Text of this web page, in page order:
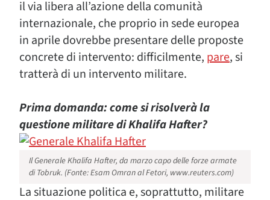
il via libera all’azione della comunità
internazionale, che proprio in sede europea
in aprile dovrebbe presentare delle proposte
concrete di intervento: difficilmente, pare, si
tratterà di un intervento militare.
Prima domanda: come si risolverà la
questione militare di Khalifa Hafter?
Il Generale Khalifa Hafter, da marzo capo delle forze armate
di Tobruk. (Fonte: Esam Omran al Fetori, www.reuters.com)
La situazione politica e, soprattutto, militare